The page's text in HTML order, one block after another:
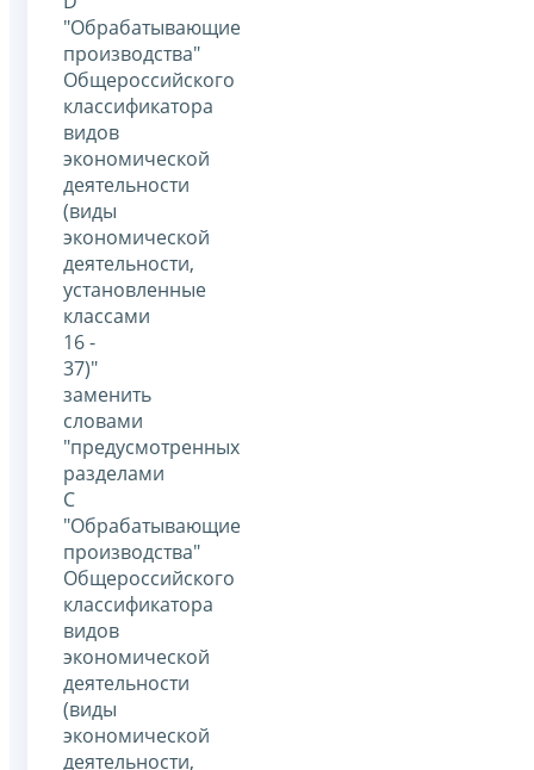
"Обрабатывающие
производства"
Общероссийского
классификатора
видов
экономической
деятельности
(виды
экономической
деятельности,
установленные
классами
16 -
37)"
заменить
словами
"предусмотренных
разделами
C
"Обрабатывающие
производства"
Общероссийского
классификатора
видов
экономической
деятельности
(виды
экономической
деятельности,